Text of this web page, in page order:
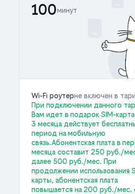
100минут
Wi-Fi роутерне включен в
При подключении данного
Вам идет в подарок SIM-
3 месяца действует
период на мобильную
связь.Абонентская плата в
месяца составит 250 руб./
далее 500 руб./мес. При
продолжении использования
карты, абонентская плата
повышается на 200 руб./мес.